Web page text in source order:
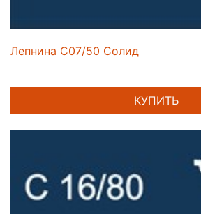
Лепнина C07/50 Солид
КУПИТЬ